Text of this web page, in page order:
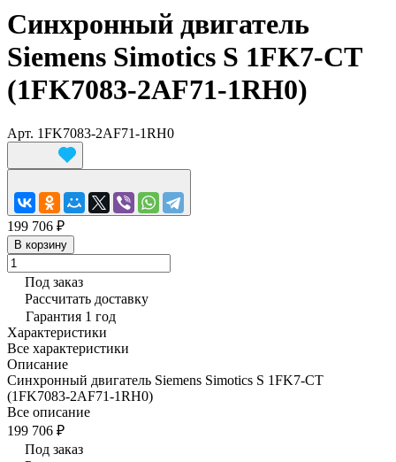
Синхронный двигатель
Siemens Simotics S 1FK7-CT
(1FK7083-2AF71-1RH0)
Арт. 1FK7083-2AF71-1RH0
199 706 ₽
В корзину
Под заказ
Рассчитать доставку
Гарантия 1 год
Характеристики
Все характеристики
Описание
Синхронный двигатель Siemens Simotics S 1FK7-CT
(1FK7083-2AF71-1RH0)
Все описание
199 706 ₽
Под заказ